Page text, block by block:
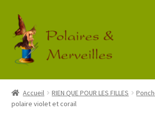
Aller
à
la
navigation
Aller
au
contenu
Accueil
Boutique
Accueil RIEN QUE POUR LES FILLES
polaire violet et corail